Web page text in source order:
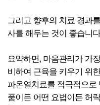
그리고 향후의 치료 경과
사를 해두는 것이 좋습니
요약하면, 마음관리가 가
비하여 근육을 키우기 위
파온열치료를 적극적으로
품이든 어떤 요법이든 허